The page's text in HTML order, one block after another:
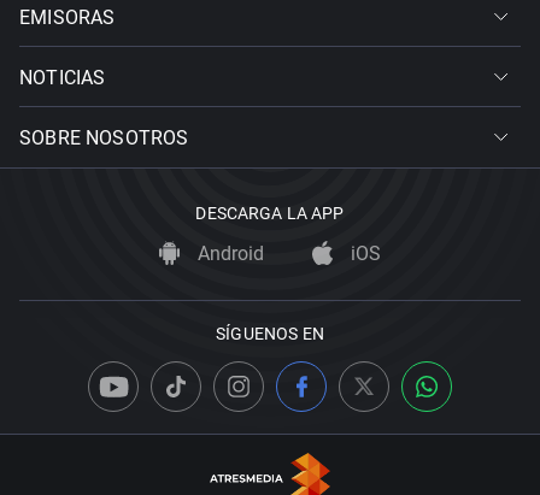
EMISORAS
NOTICIAS
SOBRE NOSOTROS
DESCARGA LA APP
Android iOS
SÍGUENOS EN